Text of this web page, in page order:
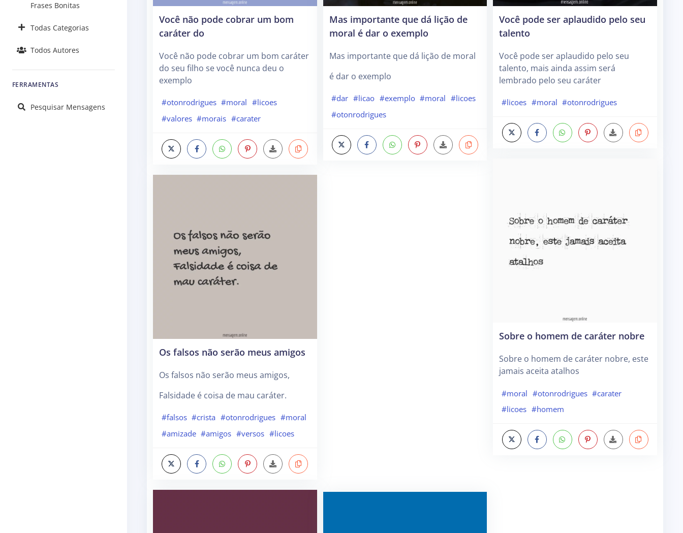
Frases Bonitas
Todas Categorias
Todos Autores
FERRAMENTAS
Pesquisar Mensagens
Você não pode cobrar um bom
caráter do
Você não pode cobrar um bom caráter
do seu filho se você nunca deu o
exemplo
#otonrodrigues #moral #licoes
#valores #morais #carater
Os falsos não serão meus amigos
Os falsos não serão meus amigos,
Falsidade é coisa de mau caráter.
#falsos #crista #otonrodrigues #moral
#amizade #amigos #versos #licoes
Mas importante que dá lição de
moral é dar o exemplo
Mas importante que dá lição de moral
é dar o exemplo
#dar #licao #exemplo #moral #licoes
#otonrodrigues
Você pode ser aplaudido pelo seu
talento
Você pode ser aplaudido pelo seu
talento, mais ainda assim será
lembrado pelo seu caráter
#licoes #moral #otonrodrigues
Sobre o homem de caráter nobre
Sobre o homem de caráter nobre, este
jamais aceita atalhos
#moral #otonrodrigues #carater
#licoes #homem